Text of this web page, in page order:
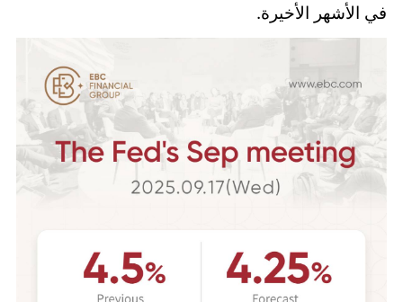
في الأشهر الأخيرة.